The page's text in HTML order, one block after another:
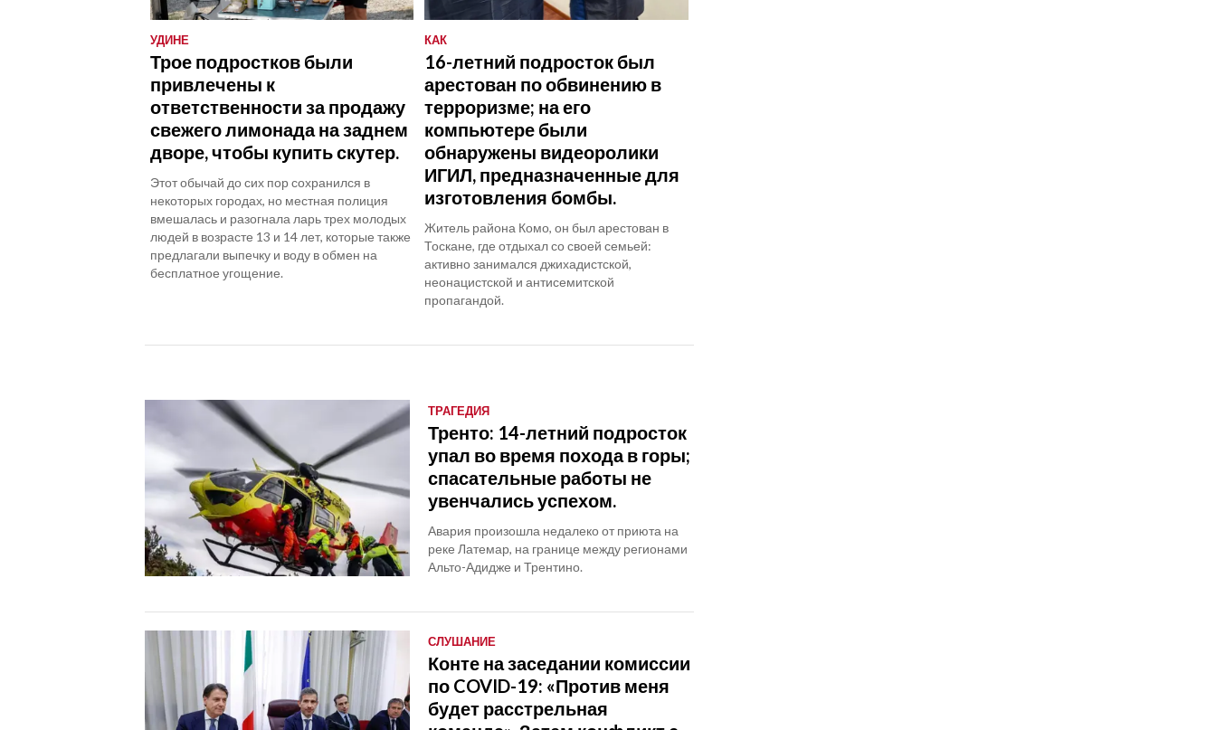
УДИНЕ
Трое подростков были
привлечены к
ответственности за продажу
свежего лимонада на заднем
дворе, чтобы купить скутер.
Этот обычай до сих пор сохранился в
некоторых городах, но местная полиция
вмешалась и разогнала ларь трех молодых
людей в возрасте 13 и 14 лет, которые также
предлагали выпечку и воду в обмен на
бесплатное угощение.
КАК
16-летний подросток был
арестован по обвинению в
терроризме; на его
компьютере были
обнаружены видеоролики
ИГИЛ, предназначенные для
изготовления бомбы.
Житель района Комо, он был арестован в
Тоскане, где отдыхал со своей семьей:
активно занимался джихадистской,
неонацистской и антисемитской
пропагандой.
ТРАГЕДИЯ
Тренто: 14-летний подросток
упал во время похода в горы;
спасательные работы не
увенчались успехом.
Авария произошла недалеко от приюта на
реке Латемар, на границе между регионами
Альто-Адидже и Трентино.
СЛУШАНИЕ
Конте на заседании комиссии
по COVID-19: «Против меня
будет расстрельная